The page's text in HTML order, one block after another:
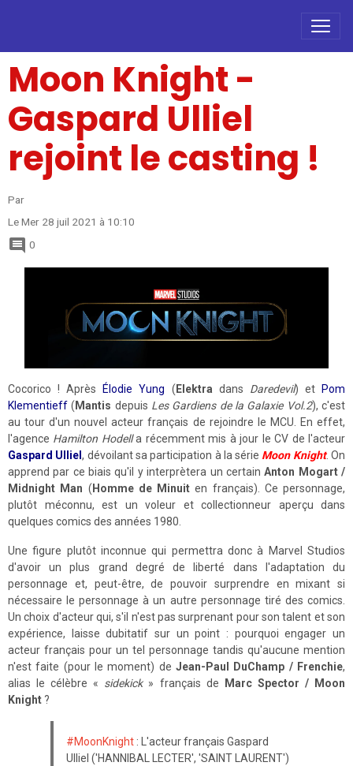
Moon Knight -
Gaspard Ulliel
rejoint le casting !
Par
Le Mer 28 juil 2021 à 10:10
0
Cocorico ! Après Élodie Yung ( Elektra dans Daredevil) et
Pom
Klementieff ( Mantis depuis Les Gardiens de la Galaxie Vol.2), c'est
au tour d'un nouvel acteur français de rejoindre le MCU. En effet,
l'agence Hamilton Hodella récemment mis à jour le CV de l'acteur
Gaspard Ulliel, dévoilant sa participation à la série Moon Knight. On
apprend par ce biais qu'il y interprètera un certainAnton Mogart /
Midnight Man ( Homme de Minuit en français). Ce personnage,
plutôt méconnu, est un voleur et collectionneur aperçu dans
quelques comics des années 1980.
Une figure plutôt inconnue qui permettra donc à Marvel Studios
d'avoir un plus grand degré de liberté dans l'adaptation du
personnage et, peut-être, de pouvoir surprendre en mixant si
nécessaire le personnage à un autre personnage tiré des comics.
Un choix d'acteur qui, s'il n'est pas surprenant pour son talent et son
expérience, laisse dubitatif sur un point : pourquoi engager un
acteur français pour un tel personnage tandis qu'aucune mention
n'est faite (pour le moment) de Jean-Paul DuChamp / Frenchie,
alias le célèbre « sidekick» français de
Marc Spector / Moon
Knight ?
#MoonKnight: L'acteur français Gaspard
Ulliel ('HANNIBAL LECTER', 'SAINT LAURENT')